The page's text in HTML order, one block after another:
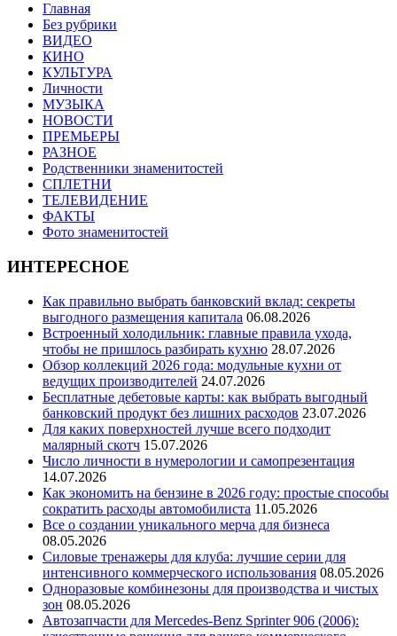
Главная
Без рубрики
ВИДЕО
КИНО
КУЛЬТУРА
Личности
МУЗЫКА
НОВОСТИ
ПРЕМЬЕРЫ
РАЗНОЕ
Родственники знаменитостей
СПЛЕТНИ
ТЕЛЕВИДЕНИЕ
ФАКТЫ
Фото знаменитостей
ИНТЕРЕСНОЕ
Как правильно выбрать банковский вклад: секреты
выгодного размещения капитала 06.08.2026
Встроенный холодильник: главные правила ухода,
чтобы не пришлось разбирать кухню 28.07.2026
Обзор коллекций 2026 года: модульные кухни от
ведущих производителей 24.07.2026
Бесплатные дебетовые карты: как выбрать выгодный
банковский продукт без лишних расходов 23.07.2026
Для каких поверхностей лучше всего подходит
малярный скотч 15.07.2026
Число личности в нумерологии и самопрезентация
14.07.2026
Как экономить на бензине в 2026 году: простые способы
сократить расходы автомобилиста 11.05.2026
Все о создании уникального мерча для бизнеса
08.05.2026
Силовые тренажеры для клуба: лучшие серии для
интенсивного коммерческого использования 08.05.2026
Одноразовые комбинезоны для производства и чистых
зон 08.05.2026
Автозапчасти для Mercedes-Benz Sprinter 906 (2006):